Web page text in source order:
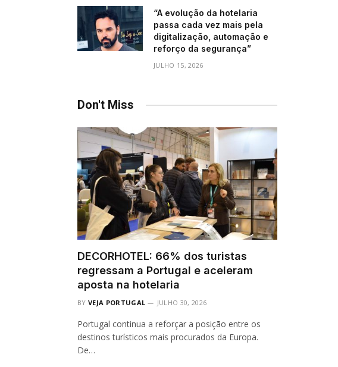
“A evolução da hotelaria
passa cada vez mais pela
digitalização, automação e
reforço da segurança”
JULHO 15, 2026
Don't Miss
DECORHOTEL: 66% dos turistas
regressam a Portugal e aceleram
aposta na hotelaria
BY VEJA PORTUGAL JULHO 30, 2026
Portugal continua a reforçar a posição entre os
destinos turísticos mais procurados da Europa.
De…